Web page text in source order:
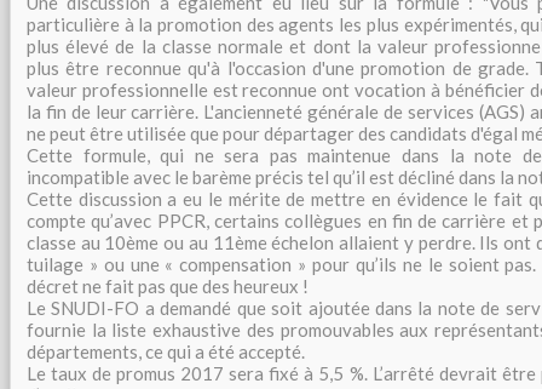
particulière à la promotion des agents les plus expérimentés,
plus élevé de la classe normale et dont la valeur
plus être reconnue qu'à l'occasion d'une promotion de grade.
valeur professionnelle est reconnue ont vocation à bénéficier
la fin de leur carrière. L'ancienneté générale de services (AGS)
ne peut être utilisée que pour départager des candidats d'égal
Cette formule, qui ne sera pas maintenue dans la note
incompatible avec le barème précis tel qu’il est décliné dans la
Cette discussion a eu le mérite de mettre en évidence le fait
compte qu’avec PPCR, certains collègues en fin de carrière et
classe au 10ème ou au 11ème échelon allaient y perdre. Ils ont
tuilage » ou une « compensation » pour qu’ils ne le soient
décret ne fait pas que des heureux !
Le SNUDI-FO a demandé que soit ajoutée dans la note de
fournie la liste exhaustive des promouvables aux
départements, ce qui a été accepté.
Le taux de promus 2017 sera fixé à 5,5 %. L’arrêté devrait